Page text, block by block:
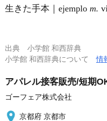
生きた手本｜ejemplo m.
出典 小学館 和西辞典
小学館 和西辞典について情
アパレル接客販売/短期
ゴーフェア株式会社
京都府 京都市